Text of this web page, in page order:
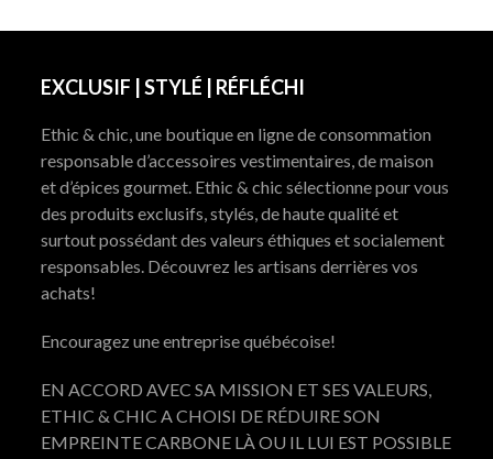
EXCLUSIF | STYLÉ | RÉFLÉCHI
Ethic & chic, une boutique en ligne de consommation
responsable d’accessoires vestimentaires, de maison
et d’épices gourmet. Ethic & chic sélectionne pour vous
des produits exclusifs, stylés, de haute qualité et
surtout possédant des valeurs éthiques et socialement
responsables. Découvrez les artisans derrières vos
achats!
Encouragez une entreprise québécoise!
EN ACCORD AVEC SA MISSION ET SES VALEURS,
ETHIC & CHIC A CHOISI DE RÉDUIRE SON
EMPREINTE CARBONE LÀ OU IL LUI EST POSSIBLE